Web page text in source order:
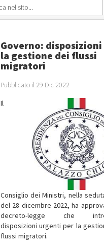
Governo: disposizioni
la gestione dei flussi
migratori
Pubblicato il 29 Dic 2022
Il
Consiglio dei Ministri, nella
del 28 dicembre 2022, ha
decreto-legge che
disposizioni urgenti per la
flussi migratori.